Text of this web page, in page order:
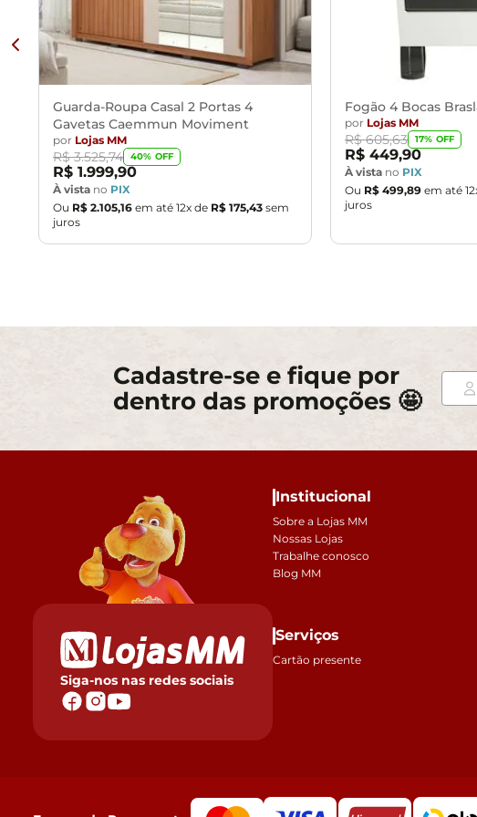
Guarda-Roupa Casal 2 Portas 4
Gavetas Caemmun Moviment
por Lojas MM
R$ 3.525,74 40% OFF
R$ 1.999,90
À vista no PIX
Ou R$ 2.105,16 em até 12x de R$ 175,43 sem
juros
Fogão 4 Bocas
por Lojas MM
R$ 605,63 17% OFF
R$ 449,90
À vista no PIX
Ou R$ 499,89 em até 12
juros
Cadastre-se e fique por
dentro das promoções 🤩
Siga-nos nas redes sociais
Institucional
Sobre a Lojas MM
Nossas Lojas
Trabalhe conosco
Blog MM
Serviços
Cartão presente